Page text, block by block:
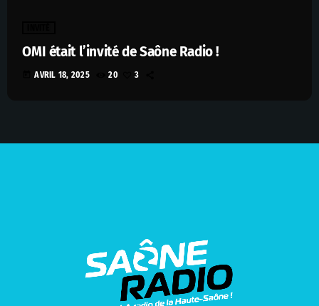
OMI était l’invité de Saône Radio !
AVRIL 18, 2025 20 3